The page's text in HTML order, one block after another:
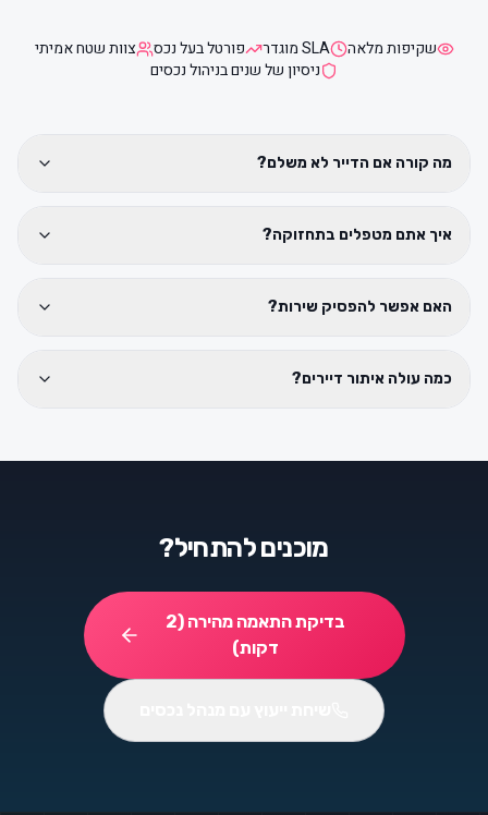
שקיפות מלאה SLA מוגדר פורטל בעל נכס
צוות שטח אמיתי
ניסיון של שנים בניהול נכסים
מה קורה אם הדייר לא משלם?
איך אתם מטפלים בתחזוקה?
האם אפשר להפסיק שירות?
כמה עולה איתור דיירים?
מוכנים להתחיל?
בדיקת התאמה מהירה (2
דקות)